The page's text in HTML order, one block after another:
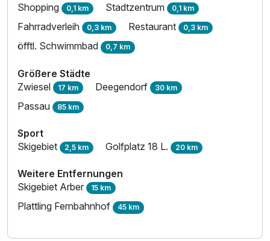
Shopping 0,1 km Stadtzentrum 0,1 km
Fahrradverleih 0,3 km Restaurant 0,3 km
öfftl. Schwimmbad 0,7 km
Größere Städte
Zwiesel 17 km Deegendorf 30 km
Passau 85 km
Sport
Skigebiet 2,5 km Golfplatz 18 L. 20 km
Weitere Entfernungen
Skigebiet Arber 15 km
Plattling Fernbahnhof 45 km